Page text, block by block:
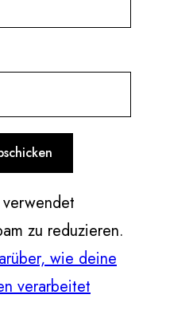
zu reduzieren.
wie deine
verarbeitet